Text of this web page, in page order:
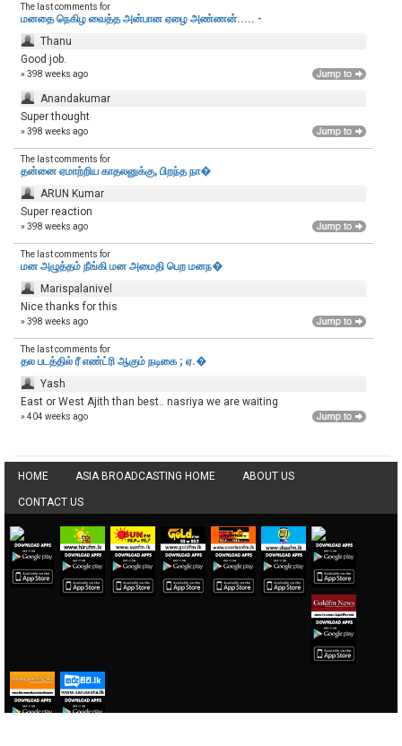
The last comments for
மனதை நெகிழ வைத்த அன்பான ஏழை அண்ணன்..... -
Thanu
Good job.
» 398 weeks ago
Anandakumar
Super thought
» 398 weeks ago
The last comments for
தன்னை ஏமாற்றிய காதலனுக்கு, பிறந்த நா�
ARUN Kumar
Super reaction
» 398 weeks ago
The last comments for
மன அழுத்தம் நீங்கி மன அமைதி பெற‌ மனந�
Marispalanivel
Nice thanks for this
» 398 weeks ago
The last comments for
தல படத்தில் ரீ எண்ட்ரி ஆகும் நடிகை ; ஏ.�
Yash
East or West Ajith than best.. nasriya we are waiting
» 404 weeks ago
HOME ASIA BROADCASTING HOME ABOUT US
CONTACT US